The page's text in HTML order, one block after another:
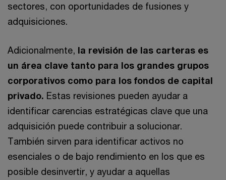
sectores, con oportunidades de fusiones y
adquisiciones.
Adicionalmente, la revisión de las carteras es
un área clave tanto para los grandes grupos
corporativos como para los fondos de capital
privado. Estas revisiones pueden ayudar a
identificar carencias estratégicas clave que una
adquisición puede contribuir a solucionar.
También sirven para identificar activos no
esenciales o de bajo rendimiento en los que es
posible desinvertir, y ayudar a aquellas